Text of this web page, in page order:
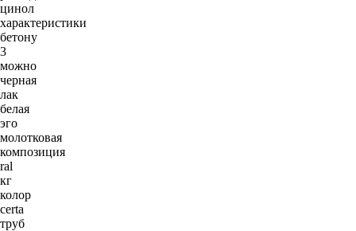
цинол
характеристики
бетону
3
можно
черная
лак
белая
эго
молотковая
композиция
ral
кг
колор
certa
труб